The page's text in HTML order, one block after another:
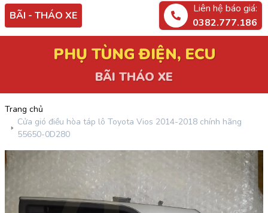
BÃI - THÁO XE
Liên hệ báo giá:
0382.777.186
PHỤ TÙNG ĐIỆN, ECU
BÃI THÁO XE
Trang chủ
Cửa gió điều hòa táp lô Toyota Vios 2014-2018 chính hãng
55650-0D280